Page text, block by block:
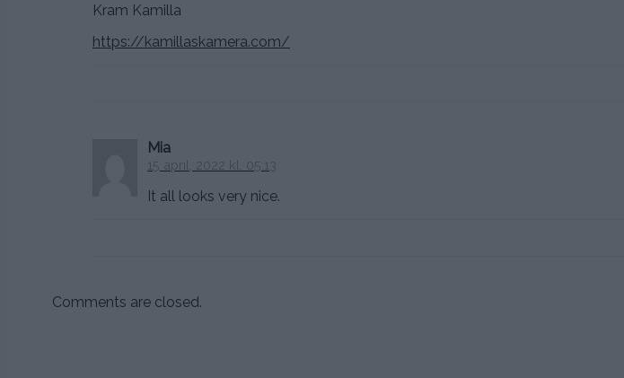
Kram Kamilla
https://kamillaskamera.com/
Mia
15 april, 2022 kl. 05:13
It all looks very nice.
Comments are closed.